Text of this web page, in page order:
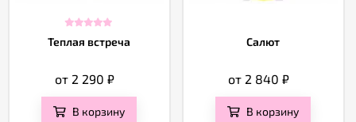
Теплая встреча
от 2 290 ₽
В корзину
Салют
от 2 840 ₽
В корзину